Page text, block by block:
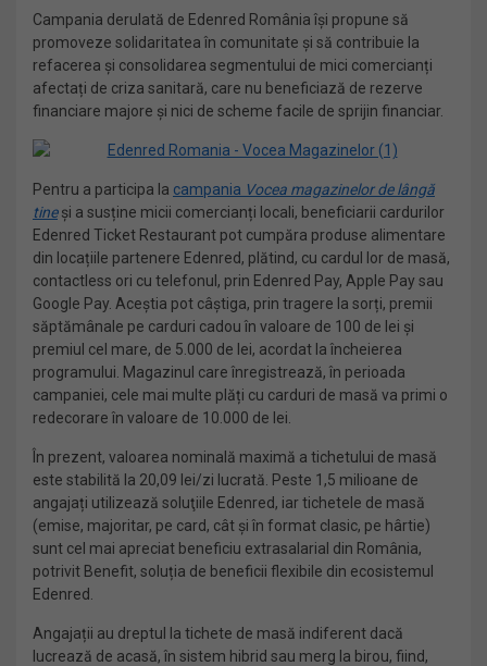
Campania derulată de Edenred România își propune să
promoveze solidaritatea în comunitate și să contribuie la
refacerea și consolidarea segmentului de mici comercianți
afectați de criza sanitară, care nu beneficiază de rezerve
financiare majore și nici de scheme facile de sprijin financiar.
Pentru a participa la campania Vocea magazinelor de lângă
tineși a susține micii comercianți locali, beneficiarii cardurilor
Edenred Ticket Restaurant pot cumpăra produse alimentare
din locațiile partenere Edenred, plătind, cu cardul lor de masă,
contactless ori cu telefonul, prin Edenred Pay, Apple Pay sau
Google Pay. Aceștia pot câștiga, prin tragere la sorți, premii
săptămânale pe carduri cadou în valoare de 100 de lei și
premiul cel mare, de 5.000 de lei, acordat la încheierea
programului. Magazinul care înregistrează, în perioada
campaniei, cele mai multe plăți cu carduri de masă va primi o
redecorare în valoare de 10.000 de lei.
În prezent, valoarea nominală maximă a tichetului de masă
este stabilită la 20,09 lei/zi lucrată. Peste 1,5 milioane de
angajați utilizează soluţiile Edenred, iar tichetele de masă
(emise, majoritar, pe card, cât și în format clasic, pe hârtie)
sunt cel mai apreciat beneficiu extrasalarial din România,
potrivit Benefit, soluția de beneficii flexibile din ecosistemul
Edenred.
Angajații au dreptul la tichete de masă indiferent dacă
lucrează de acasă, în sistem hibrid sau merg la birou, fiind,